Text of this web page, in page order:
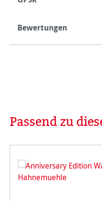
Bewertungen
Produktgalerie
Passend zu